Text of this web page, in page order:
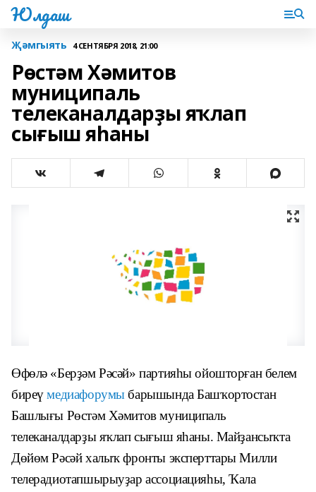
Юлдаш
Җәмгыять 4 СЕНТЯБРЯ 2018, 21:00
Рөстәм Хәмитов
муниципаль
телеканалдарҙы яҡлап
сығыш яһаны
Өфөлә «Берҙәм Рәсәй» партияһы ойошторған белем
биреүмедиафорумыбарышында Башҡортостан
Башлығы Рөстәм Хәмитов муниципаль
телеканалдарҙы яҡлап сығыш яһаны. Майҙансыҡта
Дөйөм Рәсәй халыҡ фронты эксперттары Милли
телерадиотапшырыуҙар ассоциацияһы, Ҡала